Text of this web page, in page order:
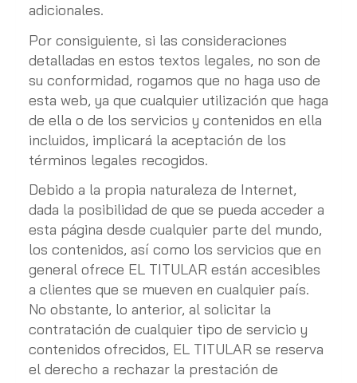
adicionales.
Por consiguiente, si las consideraciones
detalladas en estos textos legales, no son de
su conformidad, rogamos que no haga uso de
esta web, ya que cualquier utilización que haga
de ella o de los servicios y contenidos en ella
incluidos, implicará la aceptación de los
términos legales recogidos.
Debido a la propia naturaleza de Internet,
dada la posibilidad de que se pueda acceder a
esta página desde cualquier parte del mundo,
los contenidos, así como los servicios que en
general ofrece EL TITULAR están accesibles
a clientes que se mueven en cualquier país.
No obstante, lo anterior, al solicitar la
contratación de cualquier tipo de servicio y
contenidos ofrecidos, EL TITULAR se reserva
el derecho a rechazar la prestación de